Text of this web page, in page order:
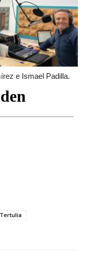
e Ismael Padilla.
Tertulia